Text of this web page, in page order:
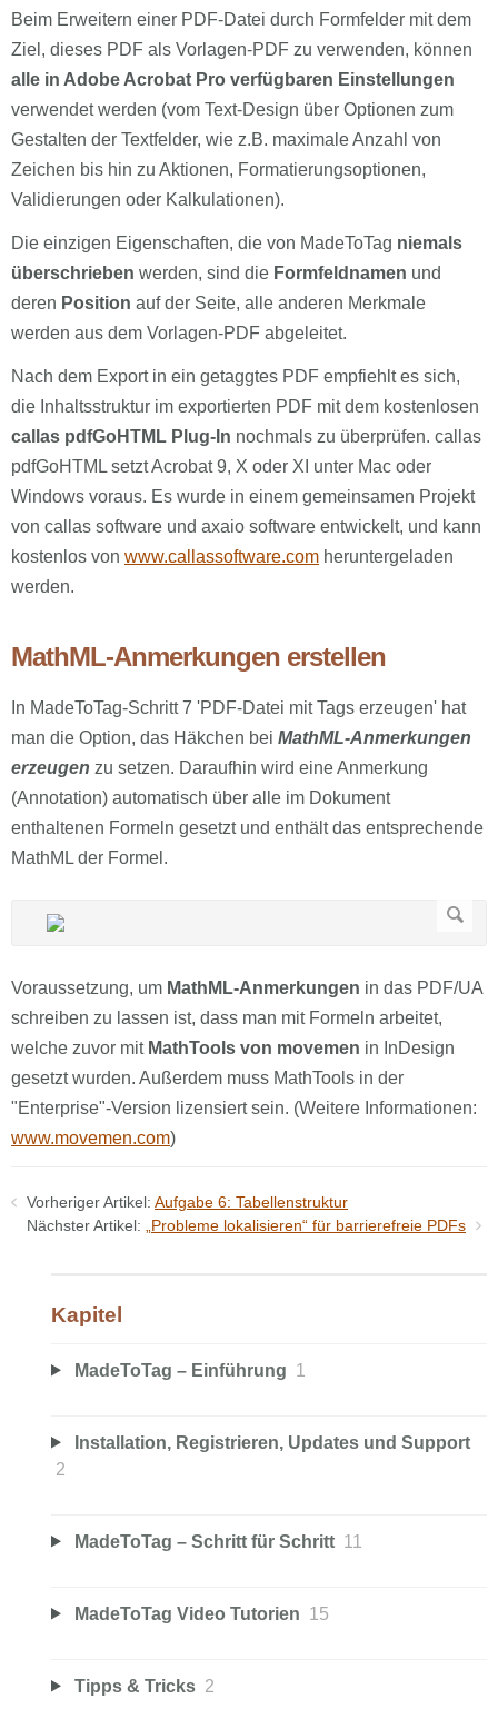
Beim Erweitern einer PDF-Datei durch Formfelder mit dem
Ziel, dieses PDF als Vorlagen-PDF zu verwenden, können
alle in Adobe Acrobat Pro verfügbaren Einstellungen
verwendet werden (vom Text-Design über Optionen zum
Gestalten der Textfelder, wie z.B. maximale Anzahl von
Zeichen bis hin zu Aktionen, Formatierungsoptionen,
Validierungen oder Kalkulationen).
Die einzigen Eigenschaften, die von MadeToTag niemals
überschrieben werden, sind die Formfeldnamen und
deren Position auf der Seite, alle anderen Merkmale
werden aus dem Vorlagen-PDF abgeleitet.
Nach dem Export in ein getaggtes PDF empfiehlt es sich,
die Inhaltsstruktur im exportierten PDF mit dem kostenlosen
callas pdfGoHTML Plug-In nochmals zu überprüfen. callas
pdfGoHTML setzt Acrobat 9, X oder XI unter Mac oder
Windows voraus. Es wurde in einem gemeinsamen Projekt
von callas software und axaio software entwickelt, und kann
kostenlos von www.callassoftware.com heruntergeladen
werden.
MathML-Anmerkungen erstellen
In MadeToTag-Schritt 7 'PDF-Datei mit Tags erzeugen' hat
man die Option, das Häkchen bei MathML-Anmerkungen
erzeugen zu setzen. Daraufhin wird eine Anmerkung
(Annotation) automatisch über alle im Dokument
enthaltenen Formeln gesetzt und enthält das entsprechende
MathML der Formel.
Voraussetzung, um MathML-Anmerkungen in das PDF/UA
schreiben zu lassen ist, dass man mit Formeln arbeitet,
welche zuvor mit MathTools von movemen in InDesign
gesetzt wurden. Außerdem muss MathTools in der
"Enterprise"-Version lizensiert sein. (Weitere Informationen:
www.movemen.com)
Vorheriger Artikel: Aufgabe 6: Tabellenstruktur
Nächster Artikel:
„Probleme lokalisieren“ für barrierefreie PDFs
Kapitel
MadeToTag – Einführung 1
Installation, Registrieren, Updates und Support
2
MadeToTag – Schritt für Schritt 11
MadeToTag Video Tutorien 15
Tipps & Tricks 2